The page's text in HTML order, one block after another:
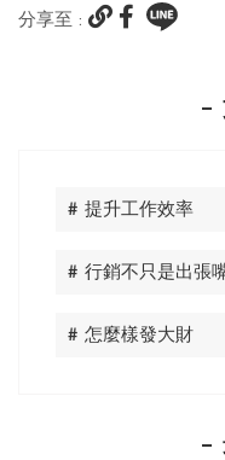
分享至 :
# 提升工作效率
# 行銷不只是出張
# 怎麼樣發大財